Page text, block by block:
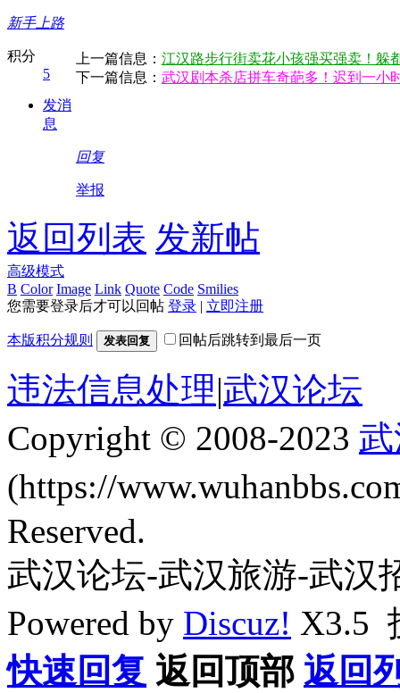
新手上路
积分
5
发消
息
上一篇信息： 江汉路步行街卖花小孩强买强卖！躲
下一篇信息： 武汉剧本杀店拼车奇葩多！迟到一小
回复
举报
返回列表 发新帖
高级模式
B Color Image Link Quote Code Smilies
您需要登录后才可以回帖 登录 | 立即注册
本版积分规则 发表回复 回帖后跳转到最后一页
违法信息处理|武汉论坛
Copyright © 2008-2023
(https://
Reserved.
武汉论坛-武汉旅游-武汉
Powered by Discuz! X3.5
快速回复 返回顶部 返回